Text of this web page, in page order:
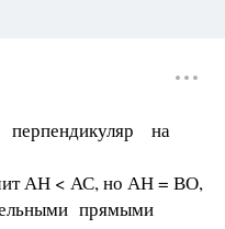
на
АН < АС, но АН = ВО,
прямыми